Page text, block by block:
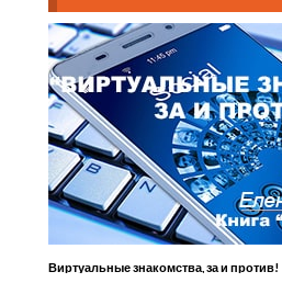
Виртуальные знакомства, за и против!